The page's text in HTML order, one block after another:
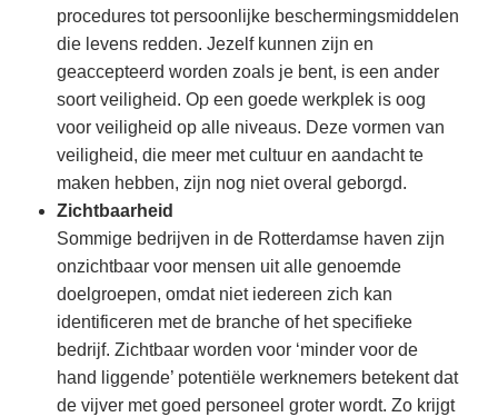
procedures tot persoonlijke beschermingsmiddelen
die levens redden. Jezelf kunnen zijn en
geaccepteerd worden zoals je bent, is een ander
soort veiligheid. Op een goede werkplek is oog
voor veiligheid op alle niveaus. Deze vormen van
veiligheid, die meer met cultuur en aandacht te
maken hebben, zijn nog niet overal geborgd.
Zichtbaarheid
Sommige bedrijven in de Rotterdamse haven zijn
onzichtbaar voor mensen uit alle genoemde
doelgroepen, omdat niet iedereen zich kan
identificeren met de branche of het specifieke
bedrijf. Zichtbaar worden voor ‘minder voor de
hand liggende’ potentiële werknemers betekent dat
de vijver met goed personeel groter wordt. Zo krijgt